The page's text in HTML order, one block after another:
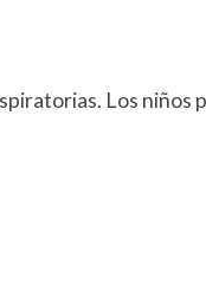
Los niños